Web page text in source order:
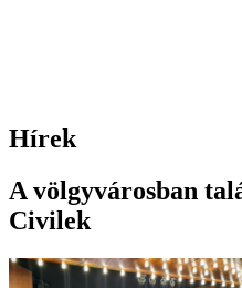
Hírek
A völgyvárosban
Civilek